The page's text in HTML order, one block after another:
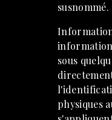
susnommé.
sous
physiques